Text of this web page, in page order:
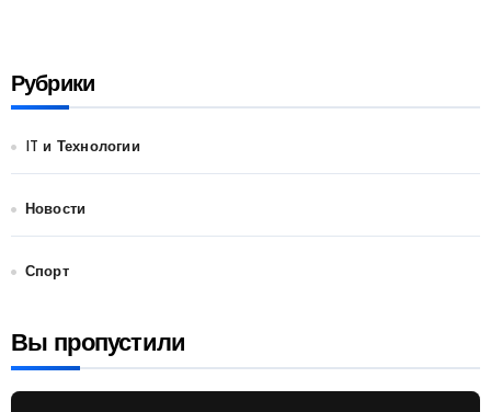
Рубрики
IT и Технологии
Новости
Спорт
Вы пропустили